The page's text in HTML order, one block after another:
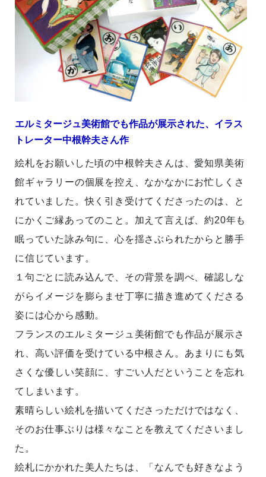
エルミタージュ美術館でも作品が展示された、イラス
トレーター中根幹夫さん作
絵札をお願いした頃の中根幹夫さんは、愛知県美術
館ギャラリーの個展を控え、なかなかにお忙しくさ
れていました。快く引き受けてくださったのは、と
にかくご縁あってのこと。加えて言えば、約20年も
眠っていた詠み句に、心を揺さぶられたからと勝手
に信じています。
１句ごとに読み込んで、その背景を調べ、確認しな
がらイメージを膨らませ丁寧に描き進めてくださる
姿には心から感動。
フランスのエルミタージュ美術館でも作品が展示さ
れ、高い評価を受けている中根さん。あまりにも気
さくな優しい笑顔に、すごい人だということを忘れ
てしまいます。
素晴らしい絵札を描いてくださっただけではなく、
そのお仕事ぶりは様々なことを教えてくださいまし
た。
絵札にかかれた美人たちは、「なんでも好きなよう